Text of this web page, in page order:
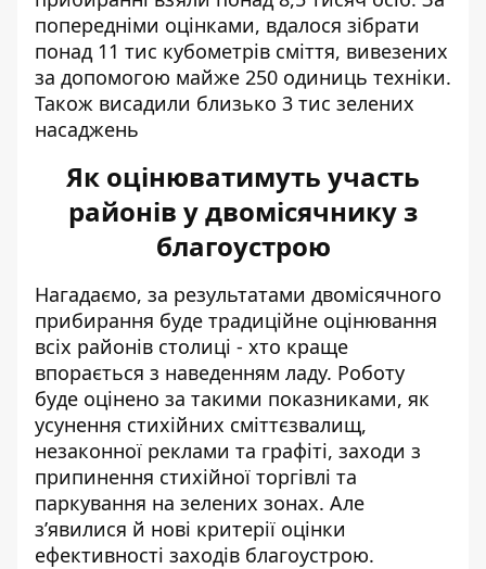
попередніми оцінками, вдалося зібрати
понад 11 тис кубометрів сміття, вивезених
за допомогою майже 250 одиниць техніки.
Також висадили близько 3 тис зелених
насаджень
Як оцінюватимуть участь
районів у двомісячнику з
благоустрою
Нагадаємо, за результатами двомісячного
прибирання буде традиційне оцінювання
всіх районів столиці - хто краще
впорається з наведенням ладу. Роботу
буде оцінено за такими показниками, як
усунення стихійних сміттєзвалищ,
незаконної реклами та графіті, заходи з
припинення стихійної торгівлі та
паркування на зелених зонах. Але
з’явилися й нові критерії оцінки
ефективності заходів благоустрою.